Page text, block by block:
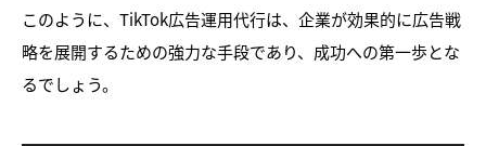
このように、TikTok広告運用代行は、企業が効果的に広告戦
略を展開するための強力な手段であり、成功への第一歩とな
るでしょう。